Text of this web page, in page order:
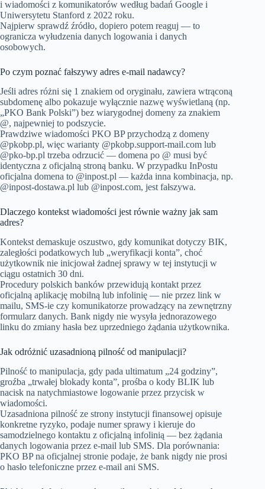
i wiadomości z komunikatorów według badań Google i
Uniwersytetu Stanford z 2022 roku.
Najpierw sprawdź źródło, dopiero potem reaguj — to
ogranicza wyłudzenia danych logowania i danych
osobowych.
Po czym poznać fałszywy adres e-mail nadawcy?
Jeśli adres różni się 1 znakiem od oryginału, zawiera wtrąconą
subdomenę albo pokazuje wyłącznie nazwę wyświetlaną (np.
„PKO Bank Polski”) bez wiarygodnej domeny za znakiem
@, najpewniej to podszycie.
Prawdziwe wiadomości PKO BP przychodzą z domeny
@pkobp.pl, więc warianty @pkobp.support-mail.com lub
@pko-bp.pl trzeba odrzucić — domena po @ musi być
identyczna z oficjalną stroną banku. W przypadku InPostu
oficjalna domena to @inpost.pl — każda inna kombinacja, np.
@inpost-dostawa.pl lub @inpost.com, jest fałszywa.
Dlaczego kontekst wiadomości jest równie ważny jak sam
adres?
Kontekst demaskuje oszustwo, gdy komunikat dotyczy BIK,
zaległości podatkowych lub „weryfikacji konta”, choć
użytkownik nie inicjował żadnej sprawy w tej instytucji w
ciągu ostatnich 30 dni.
Procedury polskich banków przewidują kontakt przez
oficjalną aplikację mobilną lub infolinię — nie przez link w
mailu, SMS-ie czy komunikatorze prowadzący na zewnętrzny
formularz danych. Bank nigdy nie wysyła jednorazowego
linku do zmiany hasła bez uprzedniego żądania użytkownika.
Jak odróżnić uzasadnioną pilność od manipulacji?
Pilność to manipulacja, gdy pada ultimatum „24 godziny”,
groźba „trwałej blokady konta”, prośba o kody BLIK lub
nacisk na natychmiastowe logowanie przez przycisk w
wiadomości.
Uzasadniona pilność ze strony instytucji finansowej opisuje
konkretne ryzyko, podaje numer sprawy i kieruje do
samodzielnego kontaktu z oficjalną infolinią — bez żądania
danych logowania przez e-mail lub SMS. Dla porównania:
PKO BP na oficjalnej stronie podaje, że bank nigdy nie prosi
o hasło telefoniczne przez e-mail ani SMS.